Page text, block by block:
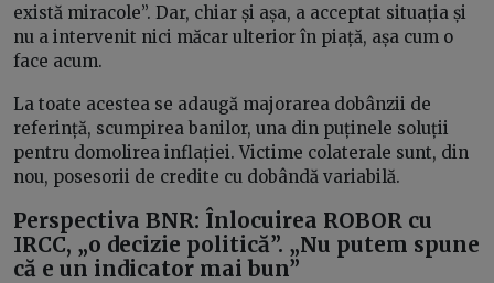
există miracole”. Dar, chiar și așa, a acceptat situația și
nu a intervenit nici măcar ulterior în piață, așa cum o
face acum.
La toate acestea se adaugă majorarea dobânzii de
referință, scumpirea banilor, una din puținele soluții
pentru domolirea inflației. Victime colaterale sunt, din
nou, posesorii de credite cu dobândă variabilă.
Perspectiva BNR: Înlocuirea ROBOR cu
IRCC, „o decizie politică”. „Nu putem spune
că e un indicator mai bun”